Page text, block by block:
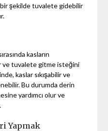
şekilde tuvalete gidebilir
kasların
ve tuvalete gitme isteğini
kaslar sıkışabilir ve
Bu durumda derin
yardımcı olur ve
Yapmak